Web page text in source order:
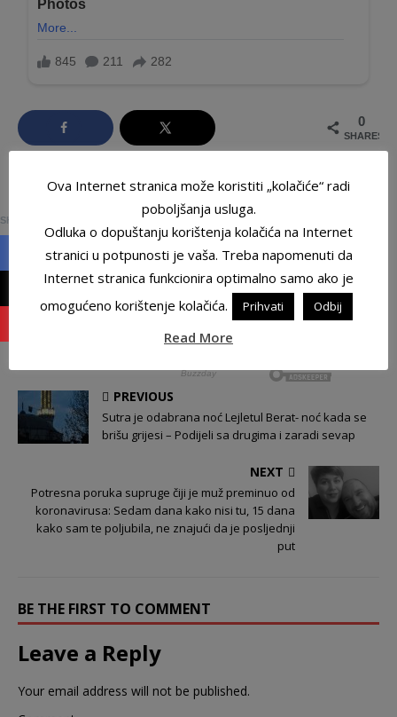
0
SHARES
PREVIOUS
Sutra je odabrana noć Lejletul Berat- noć kada se
brišu grijesi – Podijeli sa drugima i zaradi sevap
NEXT
Potresna poruka supruge čiji je muž preminuo od
koronavirusa: Sedam dana kako nisi tu, 15 dana
kako sam te poljubila, ne znajući da je posljednji
put
BE THE FIRST TO COMMENT
Leave a Reply
Your email address will not be published.
Ova Internet stranica može koristiti „kolačiće“ radi
poboljšanja usluga.
Odluka o dopuštanju korištenja kolačića na Internet
stranici u potpunosti je vaša. Treba napomenuti da
Internet stranica funkcionira optimalno samo ako je
omogućeno korištenje kolačića.
Prihvati Odbij
Read More
SHARES